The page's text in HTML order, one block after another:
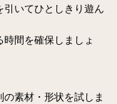
いてひとしきり遊ん
間を確保しましょ
素材・形状を試しま